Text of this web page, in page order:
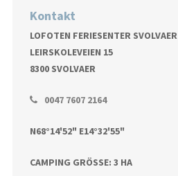
Kontakt
LOFOTEN FERIESENTER SVOLVAER
LEIRSKOLEVEIEN 15
8300 SVOLVAER
0047 7607 2164
N68°14'52" E14°32'55"
CAMPING GRÖSSE: 3 HA